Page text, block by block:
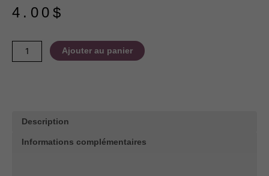
4.00 $
quantité
de
Printemps
Ajouter au panier
Description
Informations complémentaires